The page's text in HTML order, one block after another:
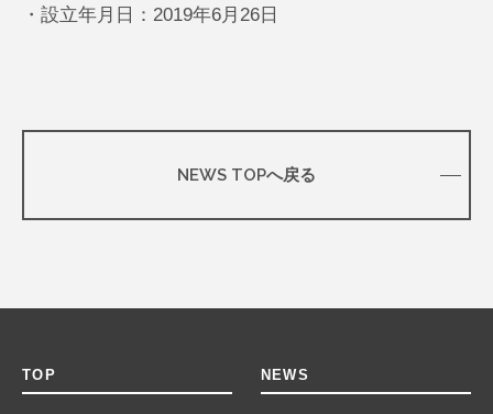
・設立年月日：2019年6月26日
NEWS TOPへ戻る
TOP NEWS